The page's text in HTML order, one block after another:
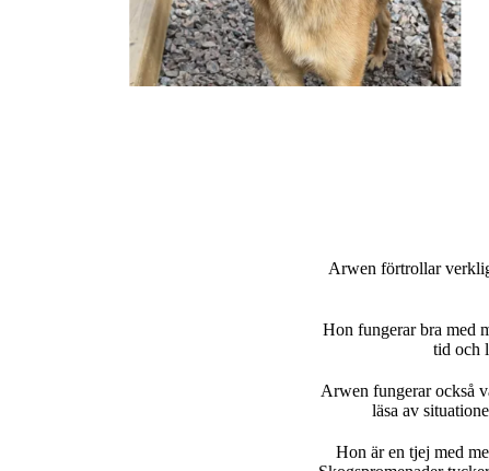
Arwen förtrollar
Hon fungerar bra med
tid och
Arwen fungerar också
läsa av
Hon är en tjej med